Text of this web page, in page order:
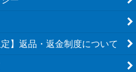
定】返品・返金制度について